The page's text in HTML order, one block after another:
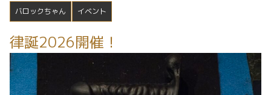
律誕2026開催！
バロックちゃん イベント